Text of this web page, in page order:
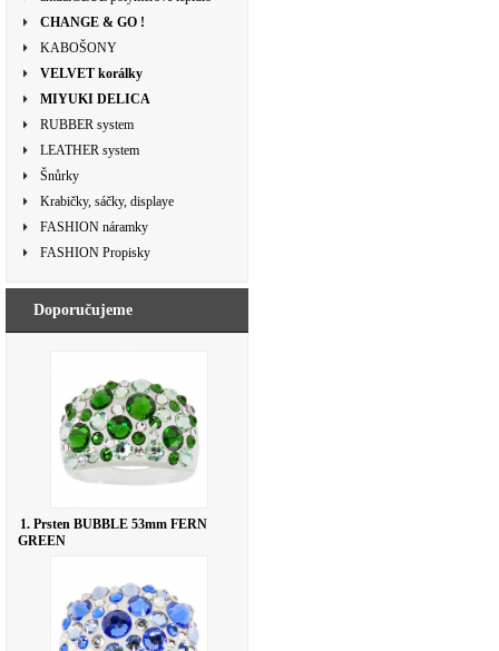
CHANGE & GO !
KABOŠONY
VELVET korálky
MIYUKI DELICA
RUBBER system
LEATHER system
Šnůrky
Krabičky, sáčky, displaye
FASHION náramky
FASHION Propisky
Doporučujeme
1. Prsten BUBBLE 53mm FERN
GREEN